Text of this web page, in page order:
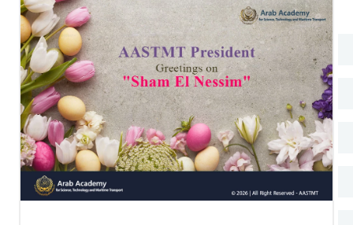
التدريب والخدمة المجتمعية
الإستشارات